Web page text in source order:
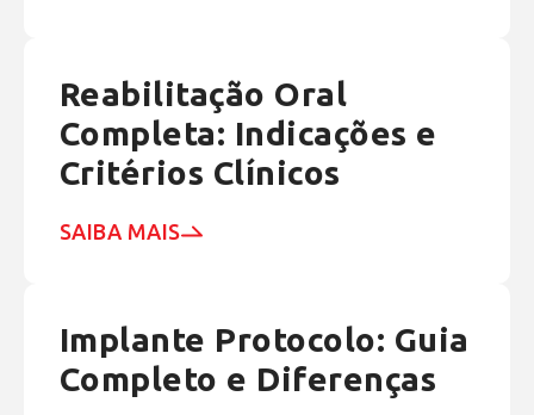
Reabilitação Oral
Completa: Indicações e
Critérios Clínicos
SAIBA MAIS
Implante Protocolo: Guia
Completo e Diferenças